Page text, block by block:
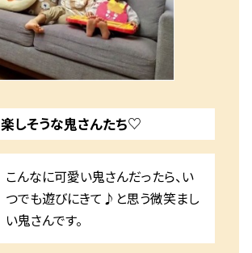
楽しそうな鬼さんたち♡
こんなに可愛い鬼さんだったら、い
つでも遊びにきて♪と思う微笑まし
い鬼さんです。